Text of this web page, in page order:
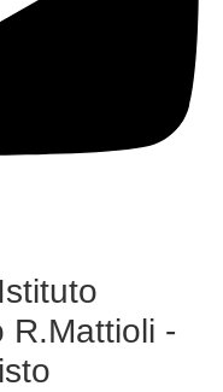
R.Mattioli -